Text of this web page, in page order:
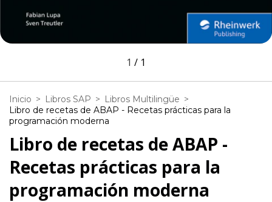
1 / 1
Inicio > Libros SAP > Libros Multilingüe >
Libro de recetas de ABAP - Recetas prácticas para la
programación moderna
Libro de recetas de ABAP -
Recetas prácticas para la
programación moderna